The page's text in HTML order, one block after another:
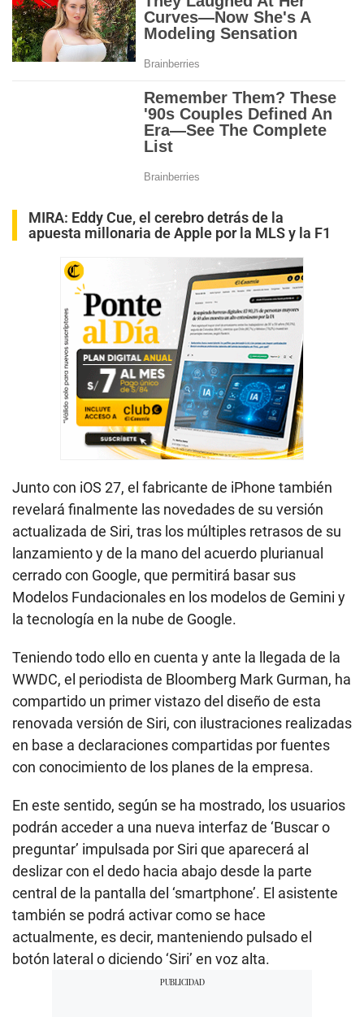
MIRA: Eddy Cue, el cerebro detrás de la
apuesta millonaria de Apple por la MLS y la F1
Junto con iOS 27, el fabricante de iPhone también
revelará finalmente las novedades de su versión
actualizada de Siri, tras los múltiples retrasos de su
lanzamiento y de la mano del acuerdo plurianual
cerrado con Google, que permitirá basar sus
Modelos Fundacionales en los modelos de Gemini y
la tecnología en la nube de Google.
Teniendo todo ello en cuenta y ante la llegada de la
WWDC, el periodista de Bloomberg Mark Gurman, ha
compartido un primer vistazo del diseño de esta
renovada versión de Siri, con ilustraciones realizadas
en base a declaraciones compartidas por fuentes
con conocimiento de los planes de la empresa.
En este sentido, según se ha mostrado, los usuarios
podrán acceder a una nueva interfaz de ‘Buscar o
preguntar’ impulsada por Siri que aparecerá al
deslizar con el dedo hacia abajo desde la parte
central de la pantalla del ‘smartphone’. El asistente
también se podrá activar como se hace
actualmente, es decir, manteniendo pulsado el
botón lateral o diciendo ‘Siri’ en voz alta.